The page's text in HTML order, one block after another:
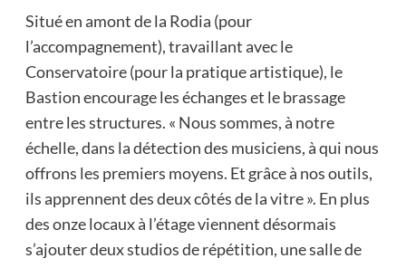
Situé en amont de la Rodia (pour
l’accompagnement), travaillant avec le
Conservatoire (pour la pratique artistique), le
Bastion encourage les échanges et le brassage
entre les structures. « Nous sommes, à notre
échelle, dans la détection des musiciens, à qui nous
offrons les premiers moyens. Et grâce à nos outils,
ils apprennent des deux côtés de la vitre ». En plus
des onze locaux à l’étage viennent désormais
s’ajouter deux studios de répétition, une salle de